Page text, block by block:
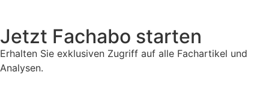
Jetzt Fachabo starten
Erhalten Sie exklusiven Zugriff auf alle Fachartikel und
Analysen.